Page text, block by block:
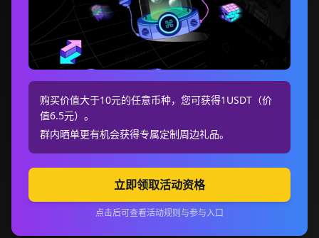
购买价值大于10元的任意币种，您可获得1USDT（价
值6.5元）。
群内晒单更有机会获得专属定制周边礼品。
立即领取活动资格
点击后可查看活动规则与参与入口